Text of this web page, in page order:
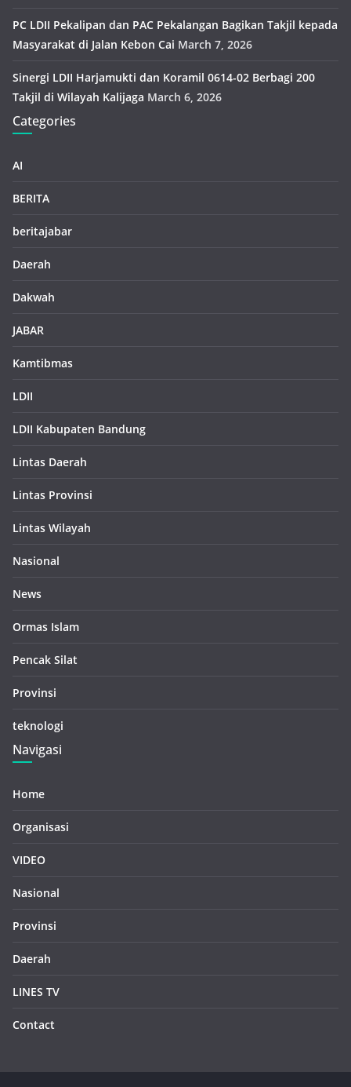
PC LDII Pekalipan dan PAC Pekalangan Bagikan Takjil kepada
Masyarakat di Jalan Kebon Cai March 7, 2026
Sinergi LDII Harjamukti dan Koramil 0614-02 Berbagi 200
Takjil di Wilayah Kalijaga March 6, 2026
Categories
AI
BERITA
beritajabar
Daerah
Dakwah
JABAR
Kamtibmas
LDII
LDII Kabupaten Bandung
Lintas Daerah
Lintas Provinsi
Lintas Wilayah
Nasional
News
Ormas Islam
Pencak Silat
Provinsi
teknologi
Navigasi
Home
Organisasi
VIDEO
Nasional
Provinsi
Daerah
LINES TV
Contact